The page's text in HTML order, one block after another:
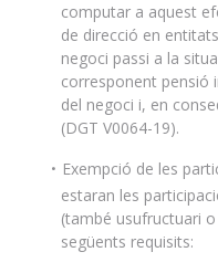
computar a aquest
de direcció en
negoci passi a la
corresponent pensió
del negoci i, en
(DGT V0064-19).
Exempció de les
estaran les
(també usufructuari
següents requisits: